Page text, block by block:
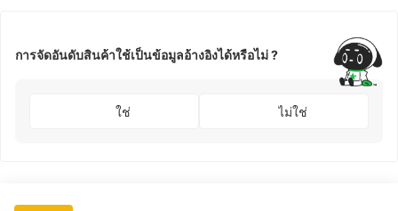
การจัดอันดับสินค้าใช้เป็นข้อมูลอ้างอิงได้หรือไม่ ?
ใช่ ไม่ใช่